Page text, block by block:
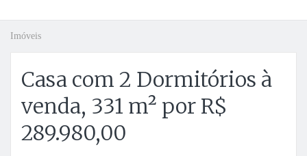
Imóveis
Casa com 2 Dormitórios à
venda, 331 m² por R$
289.980,00